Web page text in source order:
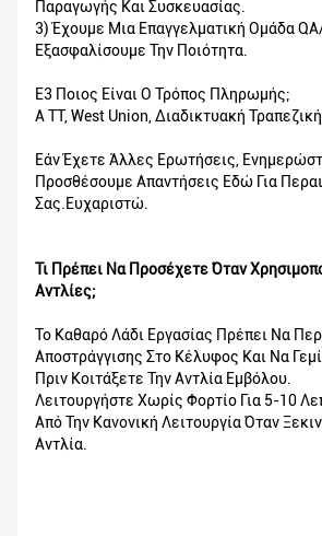
Παραγωγής Και Συσκευασίας.
3) Έχουμε Μια Επαγγελματική Ομάδα
Εξασφαλίσουμε Την Ποιότητα.
Ε3 Ποιος Είναι Ο Τρόπος Πληρωμής;
A TT, West Union, Διαδικτυακή
Εάν Έχετε Άλλες Ερωτήσεις,
Προσθέσουμε Απαντήσεις Εδώ Για
Σας.Ευχαριστώ.
Τι Πρέπει Να Προσέχετε Όταν
Αντλίες;
Το Καθαρό Λάδι Εργασίας Πρέπει Να
Αποστράγγισης Στο Κέλυφος Και Να
Πριν Κοιτάξετε Την Αντλία Εμβόλου.
Λειτουργήστε Χωρίς Φορτίο Για 5-10
Από Την Κανονική Λειτουργία Όταν
Αντλία.